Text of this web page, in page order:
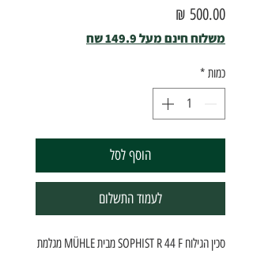
משלוח חינם מעל 149.9 שח
כמות *
הוסף לסל
לעמוד התשלום
סכין הגילוח SOPHIST R 44 F מבית MÜHLE מגלמת